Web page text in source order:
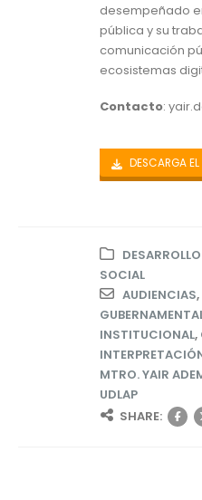
desempeñado
pública y su
comunicación
ecosistemas
Contacto:
DESCARGA
SOCIAL
AUDIENCIAS,
INSTITUCIONAL,
MTRO. YAIR
UDLAP
SHARE: